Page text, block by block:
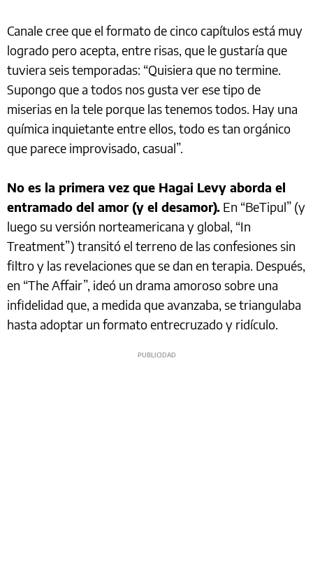
Canale cree que el formato de cinco capítulos está muy
logrado pero acepta, entre risas, que le gustaría que
tuviera seis temporadas: “Quisiera que no termine.
Supongo que a todos nos gusta ver ese tipo de
miserias en la tele porque las tenemos todos. Hay una
química inquietante entre ellos, todo es tan orgánico
que parece improvisado, casual”.
No es la primera vez que Hagai Levy aborda el
entramado del amor (y el desamor). En “BeTipul” (y
luego su versión norteamericana y global, “In
Treatment”) transitó el terreno de las confesiones sin
filtro y las revelaciones que se dan en terapia. Después,
en “The Affair”, ideó un drama amoroso sobre una
infidelidad que, a medida que avanzaba, se triangulaba
hasta adoptar un formato entrecruzado y ridículo.